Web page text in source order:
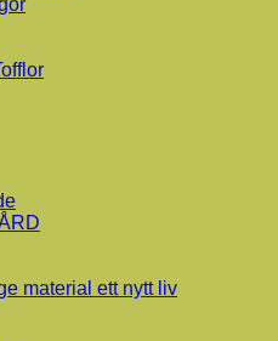
material ett nytt liv